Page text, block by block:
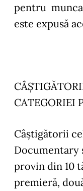
pentru
este expusă
CATEGORIEI
Câștigătorii
Documentary
provin din 10
premieră,